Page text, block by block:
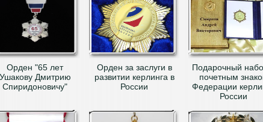
Орден "65 лет
Ушакову Дмитрию
Спиридоновичу"
Орден за заслуги в
развитии керлинга в
России
Подарочный
почетным
Федерации
России